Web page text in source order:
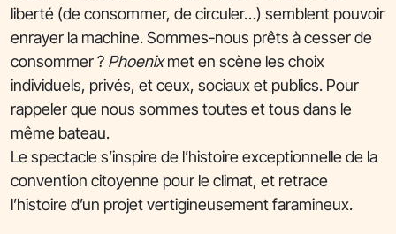
liberté (de consommer, de circuler…) semblent pouvoir
enrayer la machine. Sommes-nous prêts à cesser de
consommer ? Phoenixmet en scène les choix
individuels, privés, et ceux, sociaux et publics. Pour
rappeler que nous sommes toutes et tous dans le
même bateau.
Le spectacle s’inspire de l’histoire exceptionnelle de la
convention citoyenne pour le climat, et retrace
l’histoire d’un projet vertigineusement faramineux.